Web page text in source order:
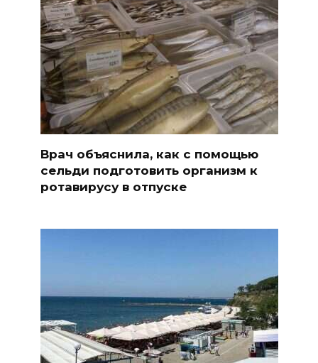
Врач объяснила, как с помощью
сельди подготовить организм к
ротавирусу в отпуске